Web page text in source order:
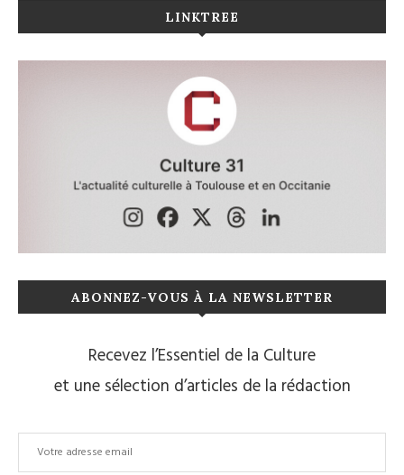
LINKTREE
ABONNEZ-VOUS À LA NEWSLETTER
Recevez l’Essentiel de la Culture
et une sélection d’articles de la rédaction